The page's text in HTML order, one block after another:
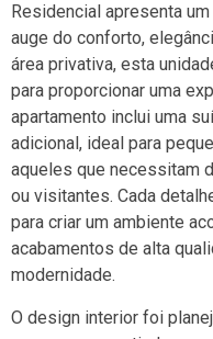
Residencial apresenta
auge do conforto,
área privativa, esta
para proporcionar uma
apartamento inclui uma
adicional, ideal para
aqueles que necessitam
ou visitantes. Cada
para criar um ambiente
acabamentos de alta
modernidade.
O design interior foi